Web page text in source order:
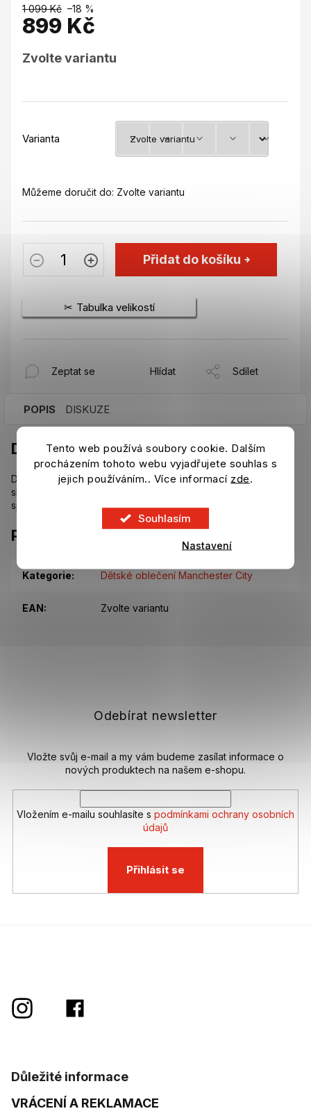
Tento web používá soubory cookie. Dalším
procházením tohoto webu vyjadřujete souhlas s
jejich používáním.. Více informací zde.
Souhlasím
Nastavení
1 099 Kč –18 %
899 Kč
cena:
Zvolte variantu
Varianta
Můžeme doručit do: Zvolte variantu
Přidat do košíku
Tabulka velikostí
Zeptat se Hlídat Sdílet
POPIS DISKUZE
Detailní popis produktu
Dětský set Manchester City v tmavě modré barvě. Set se
skládá z trička a a šortek. Velmi lehký, bezstarostný pohyb při
sportu.
Parametry
Kategorie: Dětské oblečení Manchester City
EAN: Zvolte variantu
Odebírat newsletter
Vložte svůj e-mail a my vám budeme zasílat informace o
nových produktech na našem e-shopu.
Vložením e-mailu souhlasíte s podmínkami ochrany osobních
údajů
Přihlásit se
Důležité informace
VRÁCENÍ A REKLAMACE